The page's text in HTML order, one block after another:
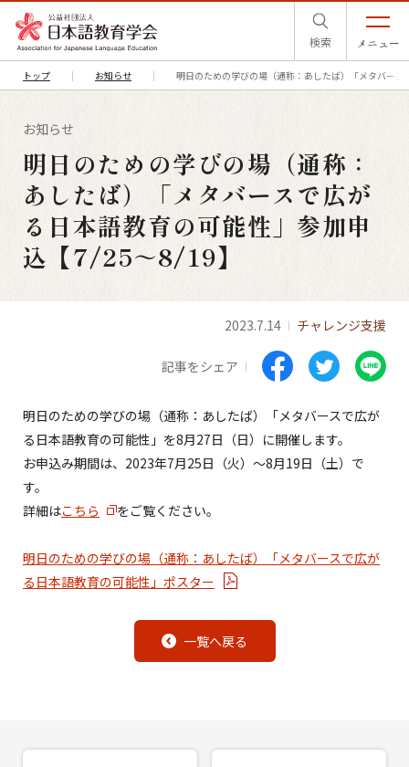
検索 メニュー
トップ お知らせ 明日のための学びの場（通称：あしたば）「メタバー
お知らせ
明日のための学びの場（通称：
あしたば）「メタバースで広が
る日本語教育の可能性」参加申
込【7/25～8/19】
2023.7.14 チャレンジ支援
記事をシェア
明日のための学びの場（通称：あしたば）「メタバースで広が
る日本語教育の可能性」を8月27日（日）に開催します。
お申込み期間は、2023年7月25日（火）～8月19日（土）で
す。
詳細はこちら をご覧ください。
明日のための学びの場（通称：あしたば）「メタバースで広が
る日本語教育の可能性」ポスター
一覧へ戻る